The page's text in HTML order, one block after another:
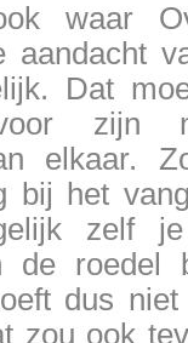
waar
aandacht
Dat
zijn
elkaar.
bij het
zelf
de roedel
dus
zou ook